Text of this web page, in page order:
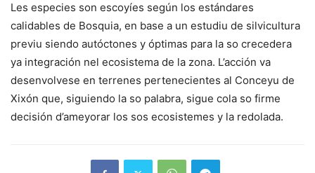
Les especies son escoyíes según los estándares
calidables de Bosquia, en base a un estudiu de silvicultura
previu siendo autóctones y óptimas para la so crecedera
ya integración nel ecosistema de la zona. L’acción va
desenvolvese en terrenes pertenecientes al Conceyu de
Xixón que, siguiendo la so palabra, sigue cola so firme
decisión d’ameyorar los sos ecosistemes y la redolada.